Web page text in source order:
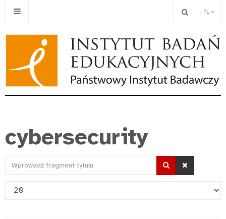
PL
cybersecurity
Wprowadź
tytułu
Pokaż